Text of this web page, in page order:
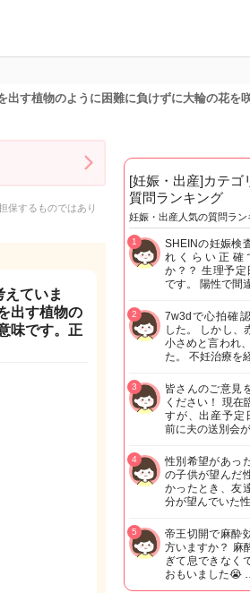
す植物のように困難に負けずに大輪の花を
保するものではあり
ていま
出す植物の
味です。正
[妊娠・出産]カテゴ
質問ランキング
妊娠・出産人気の質問ラン
SHEINの妊娠検
れくらい正確
か？？ 生理予定
です。 陽性で間
1
7w3dで心拍確
した。 しかし、
小さめと言われ
た。 不妊治療を
2
皆さんのご意見
ください！ 現在
すが、出産予定
前に夫の送別会
3
性別希望があっ
の子供が望んだ
かったとき、友
分が望んでいた
4
帝王切開で麻酔
方いますか？ 麻
ぎて息できなく
おもいました😭
5